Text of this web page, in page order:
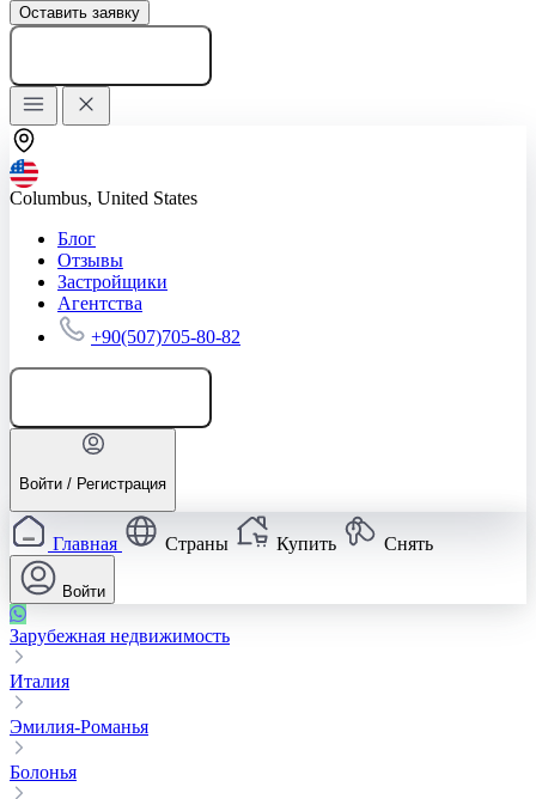
Оставить заявку
Columbus, United States
Блог
Отзывы
Застройщики
Агентства
+90(507)705-80-82
Войти / Регистрация
Главная Страны Купить Снять
Войти
Зарубежная недвижимость
Италия
Эмилия-Романья
Болонья